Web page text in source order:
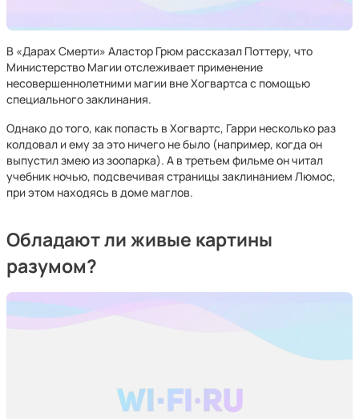
В «Дарах Смерти» Аластор Грюм рассказал Поттеру, что
Министерство Магии отслеживает применение
несовершеннолетними магии вне Хогвартса с помощью
специального заклинания.
Однако до того, как попасть в Хогвартс, Гарри несколько раз
колдовал и ему за это ничего не было (например, когда он
выпустил змею из зоопарка). А в третьем фильме он читал
учебник ночью, подсвечивая страницы заклинанием Люмос,
при этом находясь в доме маглов.
Обладают ли живые картины
разумом?